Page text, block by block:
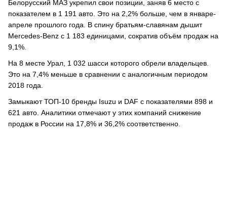
Белорусский МАЗ укрепил свои позиции, заняв 6 место с
показателем в 1 191 авто. Это на 2,2% больше, чем в январе-
апреле прошлого года. В спину братьям-славянам дышит
Mercedes-Benz с 1 183 единицами, сократив объём продаж на
9,1%.
На 8 месте Урал, 1 032 шасси которого обрели владельцев.
Это на 7,4% меньше в сравнении с аналогичным периодом
2018 года.
Замыкают ТОП-10 бренды Isuzu и DAF с показателями 898 и
621 авто. Аналитики отмечают у этих компаний снижение
продаж в России на 17,8% и 36,2% соответственно.